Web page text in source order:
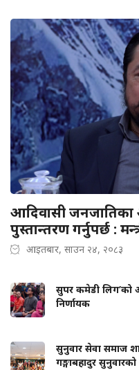
आदिवासी जनजातिका
पुस्तान्तरण गर्नुपर्छ :
आइतबार, साउन २४, २०८३
सुपर कमेडी लिग’को
निर्णायक
सुनुवार सेवा समाज
गङ्गाबहादुर